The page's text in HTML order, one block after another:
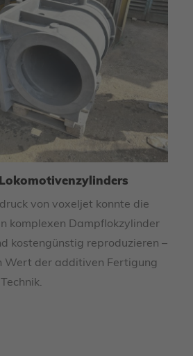
von voxeljet konnte die
komplexen Dampflokzylinder
kostengünstig reproduzieren –
Wert der additiven Fertigung